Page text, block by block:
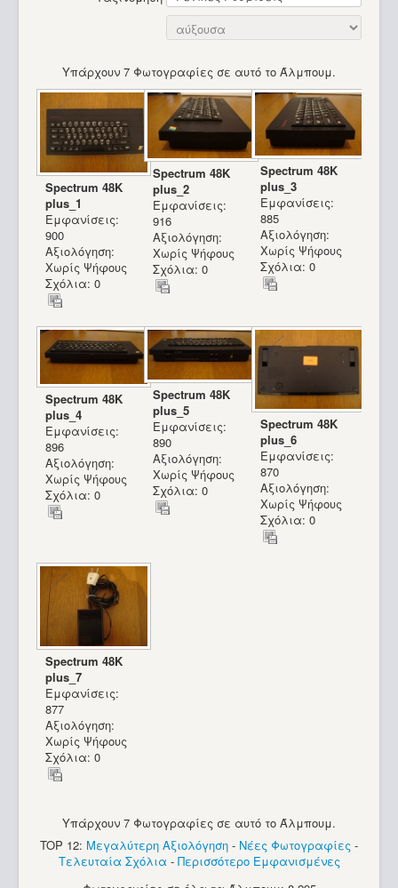
Υπάρχουν 7 Φωτογραφίες σε αυτό το Άλμπουμ.
Spectrum 48K
plus_1
Εμφανίσεις:
900
Αξιολόγηση:
Χωρίς Ψήφους
Σχόλια: 0
Spectrum 48K
plus_2
Εμφανίσεις:
916
Αξιολόγηση:
Χωρίς Ψήφους
Σχόλια: 0
Spectrum 48K
plus_3
Εμφανίσεις:
885
Αξιολόγηση:
Χωρίς Ψήφους
Σχόλια: 0
Spectrum 48K
plus_4
Εμφανίσεις:
896
Αξιολόγηση:
Χωρίς Ψήφους
Σχόλια: 0
Spectrum 48K
plus_5
Εμφανίσεις:
890
Αξιολόγηση:
Χωρίς Ψήφους
Σχόλια: 0
Spectrum 48K
plus_6
Εμφανίσεις:
870
Αξιολόγηση:
Χωρίς Ψήφους
Σχόλια: 0
Spectrum 48K
plus_7
Εμφανίσεις:
877
Αξιολόγηση:
Χωρίς Ψήφους
Σχόλια: 0
Υπάρχουν 7 Φωτογραφίες σε αυτό το Άλμπουμ.
TOP 12: Μεγαλύτερη Αξιολόγηση - Νέες Φωτογραφίες -
Τελευταία Σχόλια - Περισσότερο Εμφανισμένες